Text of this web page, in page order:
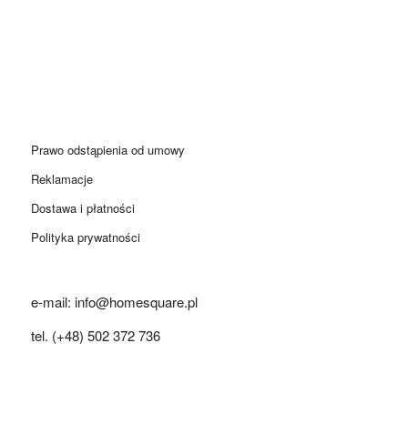
Prawo odstąpienia od umowy
Reklamacje
Dostawa i płatności
Polityka prywatności
e-mail: info@homesquare.pl
tel. (+48) 502 372 736